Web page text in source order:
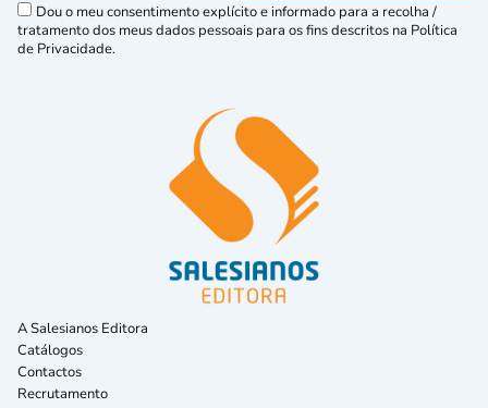
Dou o meu consentimento explícito e informado para a recolha /
tratamento dos meus dados pessoais para os fins descritos na Política
de Privacidade.
A Salesianos Editora
Catálogos
Contactos
Recrutamento